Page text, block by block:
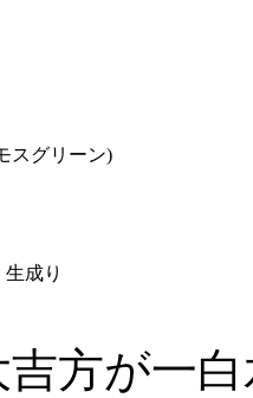
スグリーン)
成り
方が一